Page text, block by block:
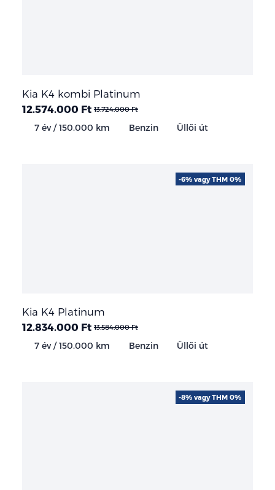
Kia K4 kombi Platinum
12.574.000 Ft 13.724.000 Ft
7 év / 150.000 km Benzin Üllői út
Kia K4 Platinum
12.834.000 Ft 13.584.000 Ft
7 év / 150.000 km Benzin Üllői út
-6% vagy THM 0%
-8% vagy THM 0%